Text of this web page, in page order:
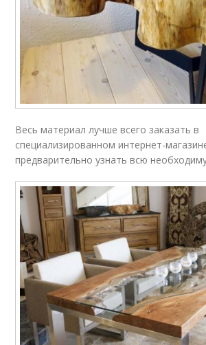
Весь материал лучше всего заказать в
специализированном интернет-
предварительно узнать всю